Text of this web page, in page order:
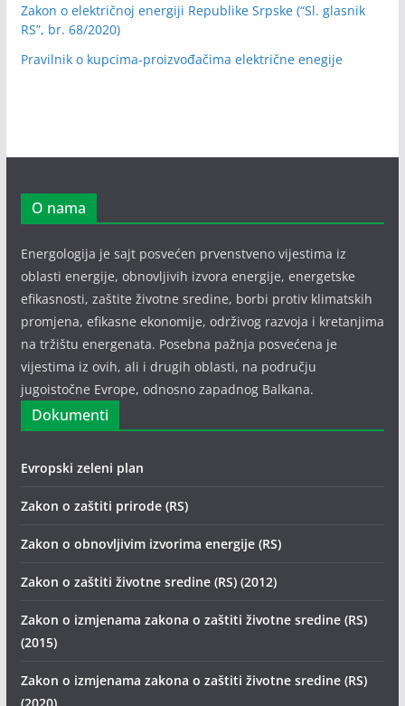
Zakon o električnoj energiji Republike Srpske (“Sl. glasnik
RS”, br. 68/2020)
Pravilnik o kupcima-proizvođačima električne enegije
O nama
Energologija je sajt posvećen prvenstveno vijestima iz
oblasti energije, obnovljivih izvora energije, energetske
efikasnosti, zaštite životne sredine, borbi protiv klimatskih
promjena, efikasne ekonomije, održivog razvoja i kretanjima
na tržištu energenata. Posebna pažnja posvećena je
vijestima iz ovih, ali i drugih oblasti, na području
jugoistočne Evrope, odnosno zapadnog Balkana.
Dokumenti
Evropski zeleni plan
Zakon o zaštiti prirode (RS)
Zakon o obnovljivim izvorima energije (RS)
Zakon o zaštiti životne sredine (RS) (2012)
Zakon o izmjenama zakona o zaštiti životne sredine (RS)
(2015)
Zakon o izmjenama zakona o zaštiti životne sredine (RS)